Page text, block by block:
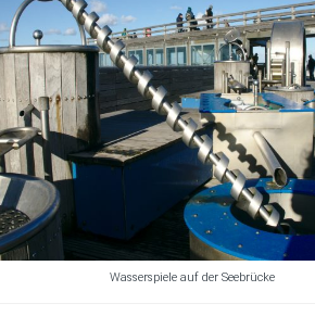
Wasserspiele auf der Seebrücke